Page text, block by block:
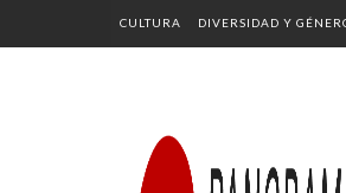
CULTURA DIVERSIDAD Y